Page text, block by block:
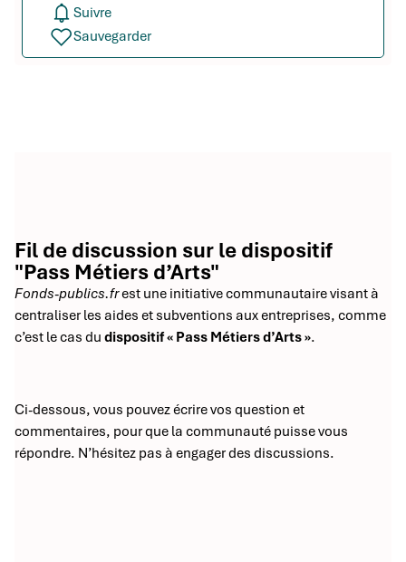
Suivre
Sauvegarder
Fil de discussion sur le dispositif
"Pass Métiers d’Arts"
Fonds-publics.frest une initiative communautaire visant à
centraliser les aides et subventions aux entreprises, comme
c’est le cas du dispositif « Pass Métiers d’Arts ».
Ci-dessous, vous pouvez écrire vos question et
commentaires, pour que la communauté puisse vous
répondre. N’hésitez pas à engager des discussions.